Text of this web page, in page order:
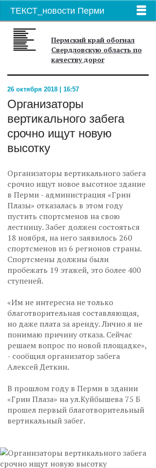
ТЕКСТ_новости Перми
Пермский край обогнал
Свердловскую область по
качеству дорог
26 октября 2018 | 16:57
Организаторы
вертикального забега
срочно ищут новую
высотку
Организаторы вертикального забега
срочно ищут новое высотное здание
в Перми - администрация «Грин
Плазы» отказалась в этом году
пустить спортсменов на свою
лестницу. Забег должен состояться
18 ноября, на него заявилось 260
спортсменов из 6 регионов страны.
Спортсмены должны были
пробежать 19 этажей, это более 400
ступеней.
«Им не интересна не только
благотворительная составляющая,
но даже плата за аренду. Лично я не
понимаю причину отказа. Сейчас
решаем вопрос по новой площадке»,
- сообщил организатор забега
Алексей Деткин.
В прошлом году в Перми в здании
«Грин Плаза» на ул.Куйбышева 75 Б
прошел первый благотворительный
вертикальный забег.